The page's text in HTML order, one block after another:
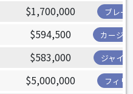
$1,700,000 ブレー
$594,500 カージ
$583,000 ジャイ
$5,000,000 フィリ